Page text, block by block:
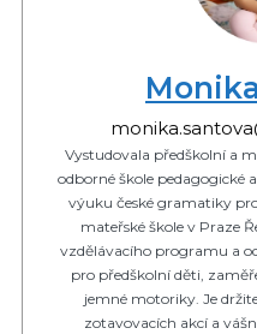
Vystudovala předškolní a
odborné škole pedagogické
výuku české gramatiky
mateřské škole v Praze
vzdělávacího programu a
pro předškolní děti,
jemné motoriky. Je
zotavovacích akcí a